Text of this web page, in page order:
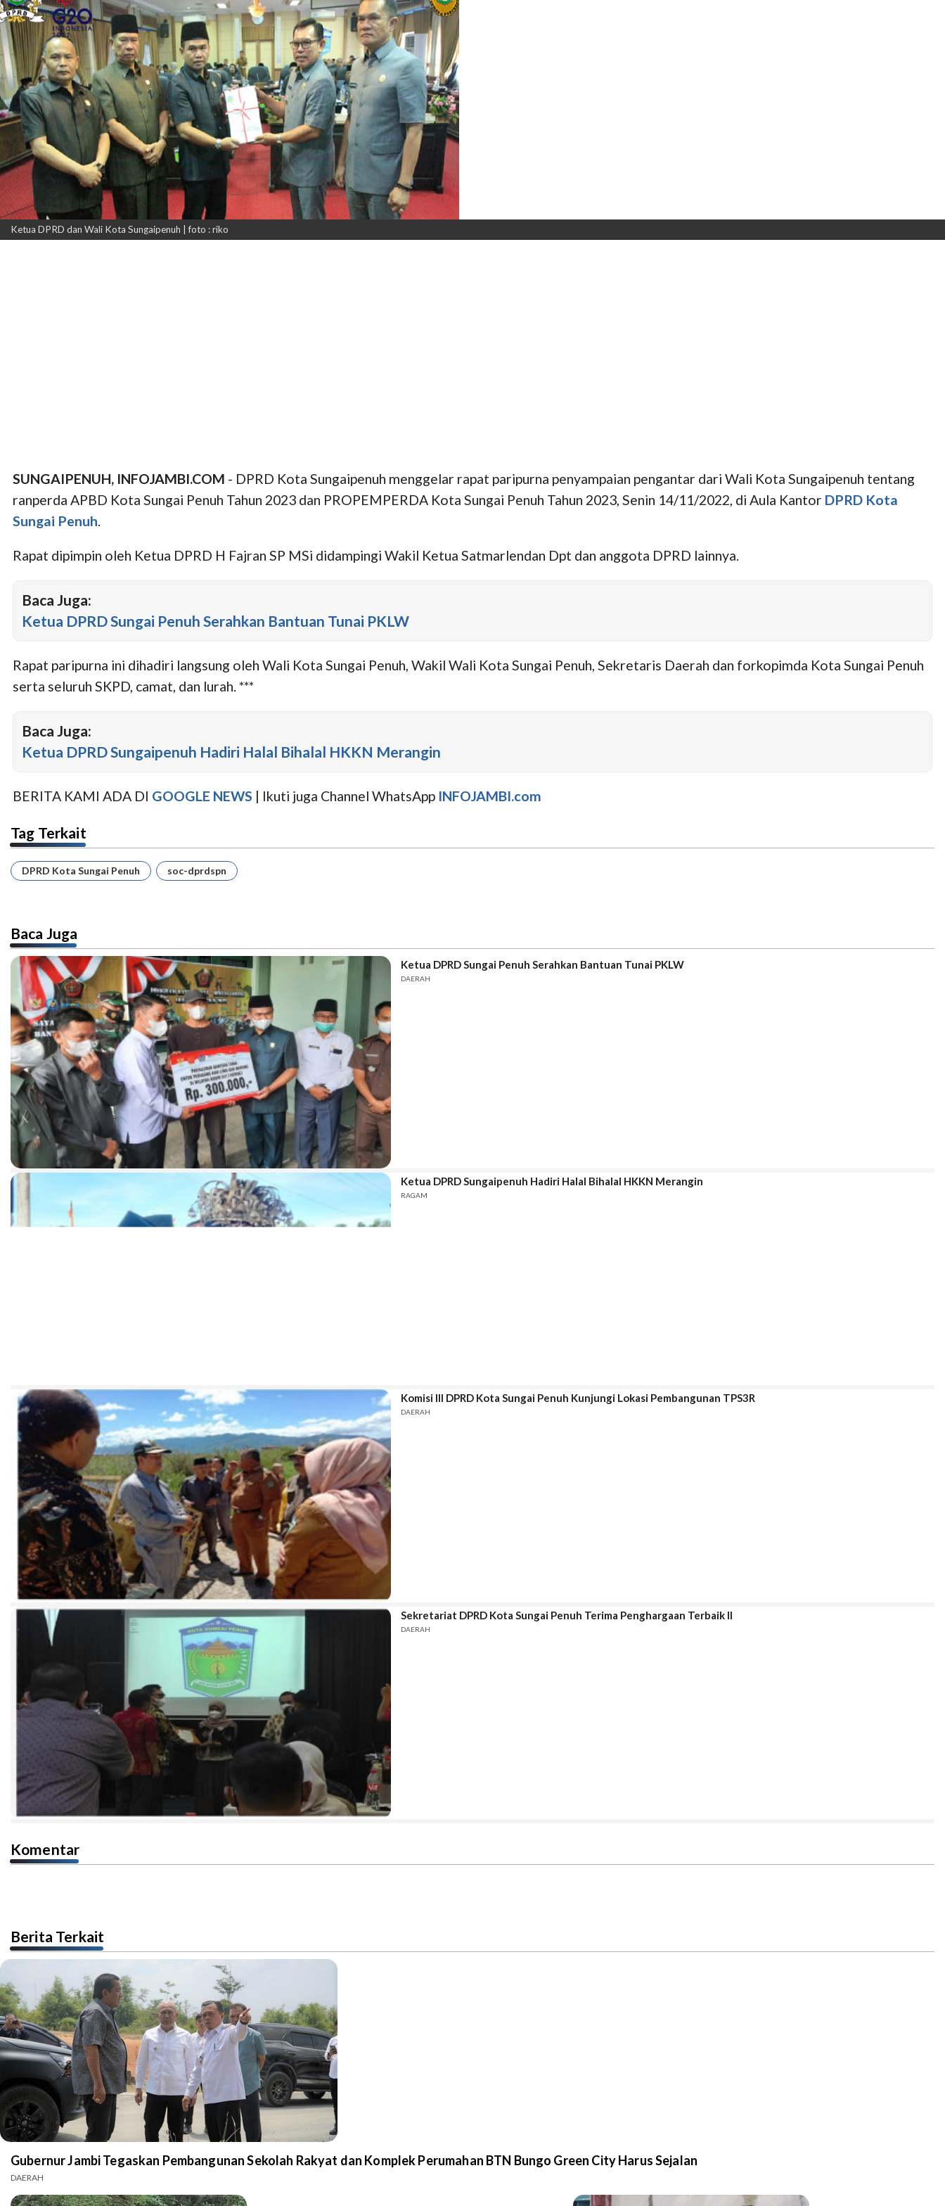
Ketua DPRD dan Wali Kota Sungaipenuh | foto : riko
SUNGAIPENUH, INFOJAMBI.COM - DPRD Kota Sungaipenuh menggelar rapat paripurna penyampaian pengantar dari Wali Kota Sungaipenuh tentang
ranperda APBD Kota Sungai Penuh Tahun 2023 dan PROPEMPERDA Kota Sungai Penuh Tahun 2023, Senin 14/11/2022, di Aula Kantor DPRD Kota
Sungai Penuh
Rapat dipimpin oleh Ketua DPRD H Fajran SP MSi didampingi Wakil Ketua Satmarlendan Dpt dan anggota DPRD lainnya.
Baca Juga:
Ketua DPRD Sungai Penuh Serahkan Bantuan Tunai PKLW
Rapat paripurna ini dihadiri langsung oleh Wali Kota Sungai Penuh, Wakil Wali Kota Sungai Penuh, Sekretaris Daerah dan forkopimda Kota Sungai Penuh
serta seluruh SKPD, camat, dan lurah. ***
Baca Juga:
Ketua DPRD Sungaipenuh Hadiri Halal Bihalal HKKN Merangin
BERITA KAMI ADA DI GOOGLE NEWS | Ikuti juga Channel WhatsApp INFOJAMBI.com
Tag Terkait
DPRD Kota Sungai Penuh soc-dprdspn
Baca Juga
Ketua DPRD Sungai Penuh Serahkan Bantuan Tunai PKLW
DAERAH
Ketua DPRD Sungaipenuh Hadiri Halal Bihalal HKKN Merangin
RAGAM
Komisi III DPRD Kota Sungai Penuh Kunjungi Lokasi Pembangunan TPS3R
DAERAH
Sekretariat DPRD Kota Sungai Penuh Terima Penghargaan Terbaik II
DAERAH
Komentar
Berita Terkait
Gubernur Jambi Tegaskan Pembangunan Sekolah Rakyat dan Komplek Perumahan BTN Bungo Green City Harus Sejalan
DAERAH